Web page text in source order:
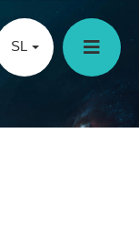
SL